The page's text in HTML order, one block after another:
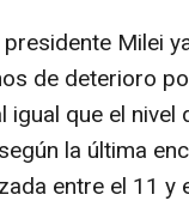
Milei
de deterioro
igual que el nivel
la última
entre el 11 y